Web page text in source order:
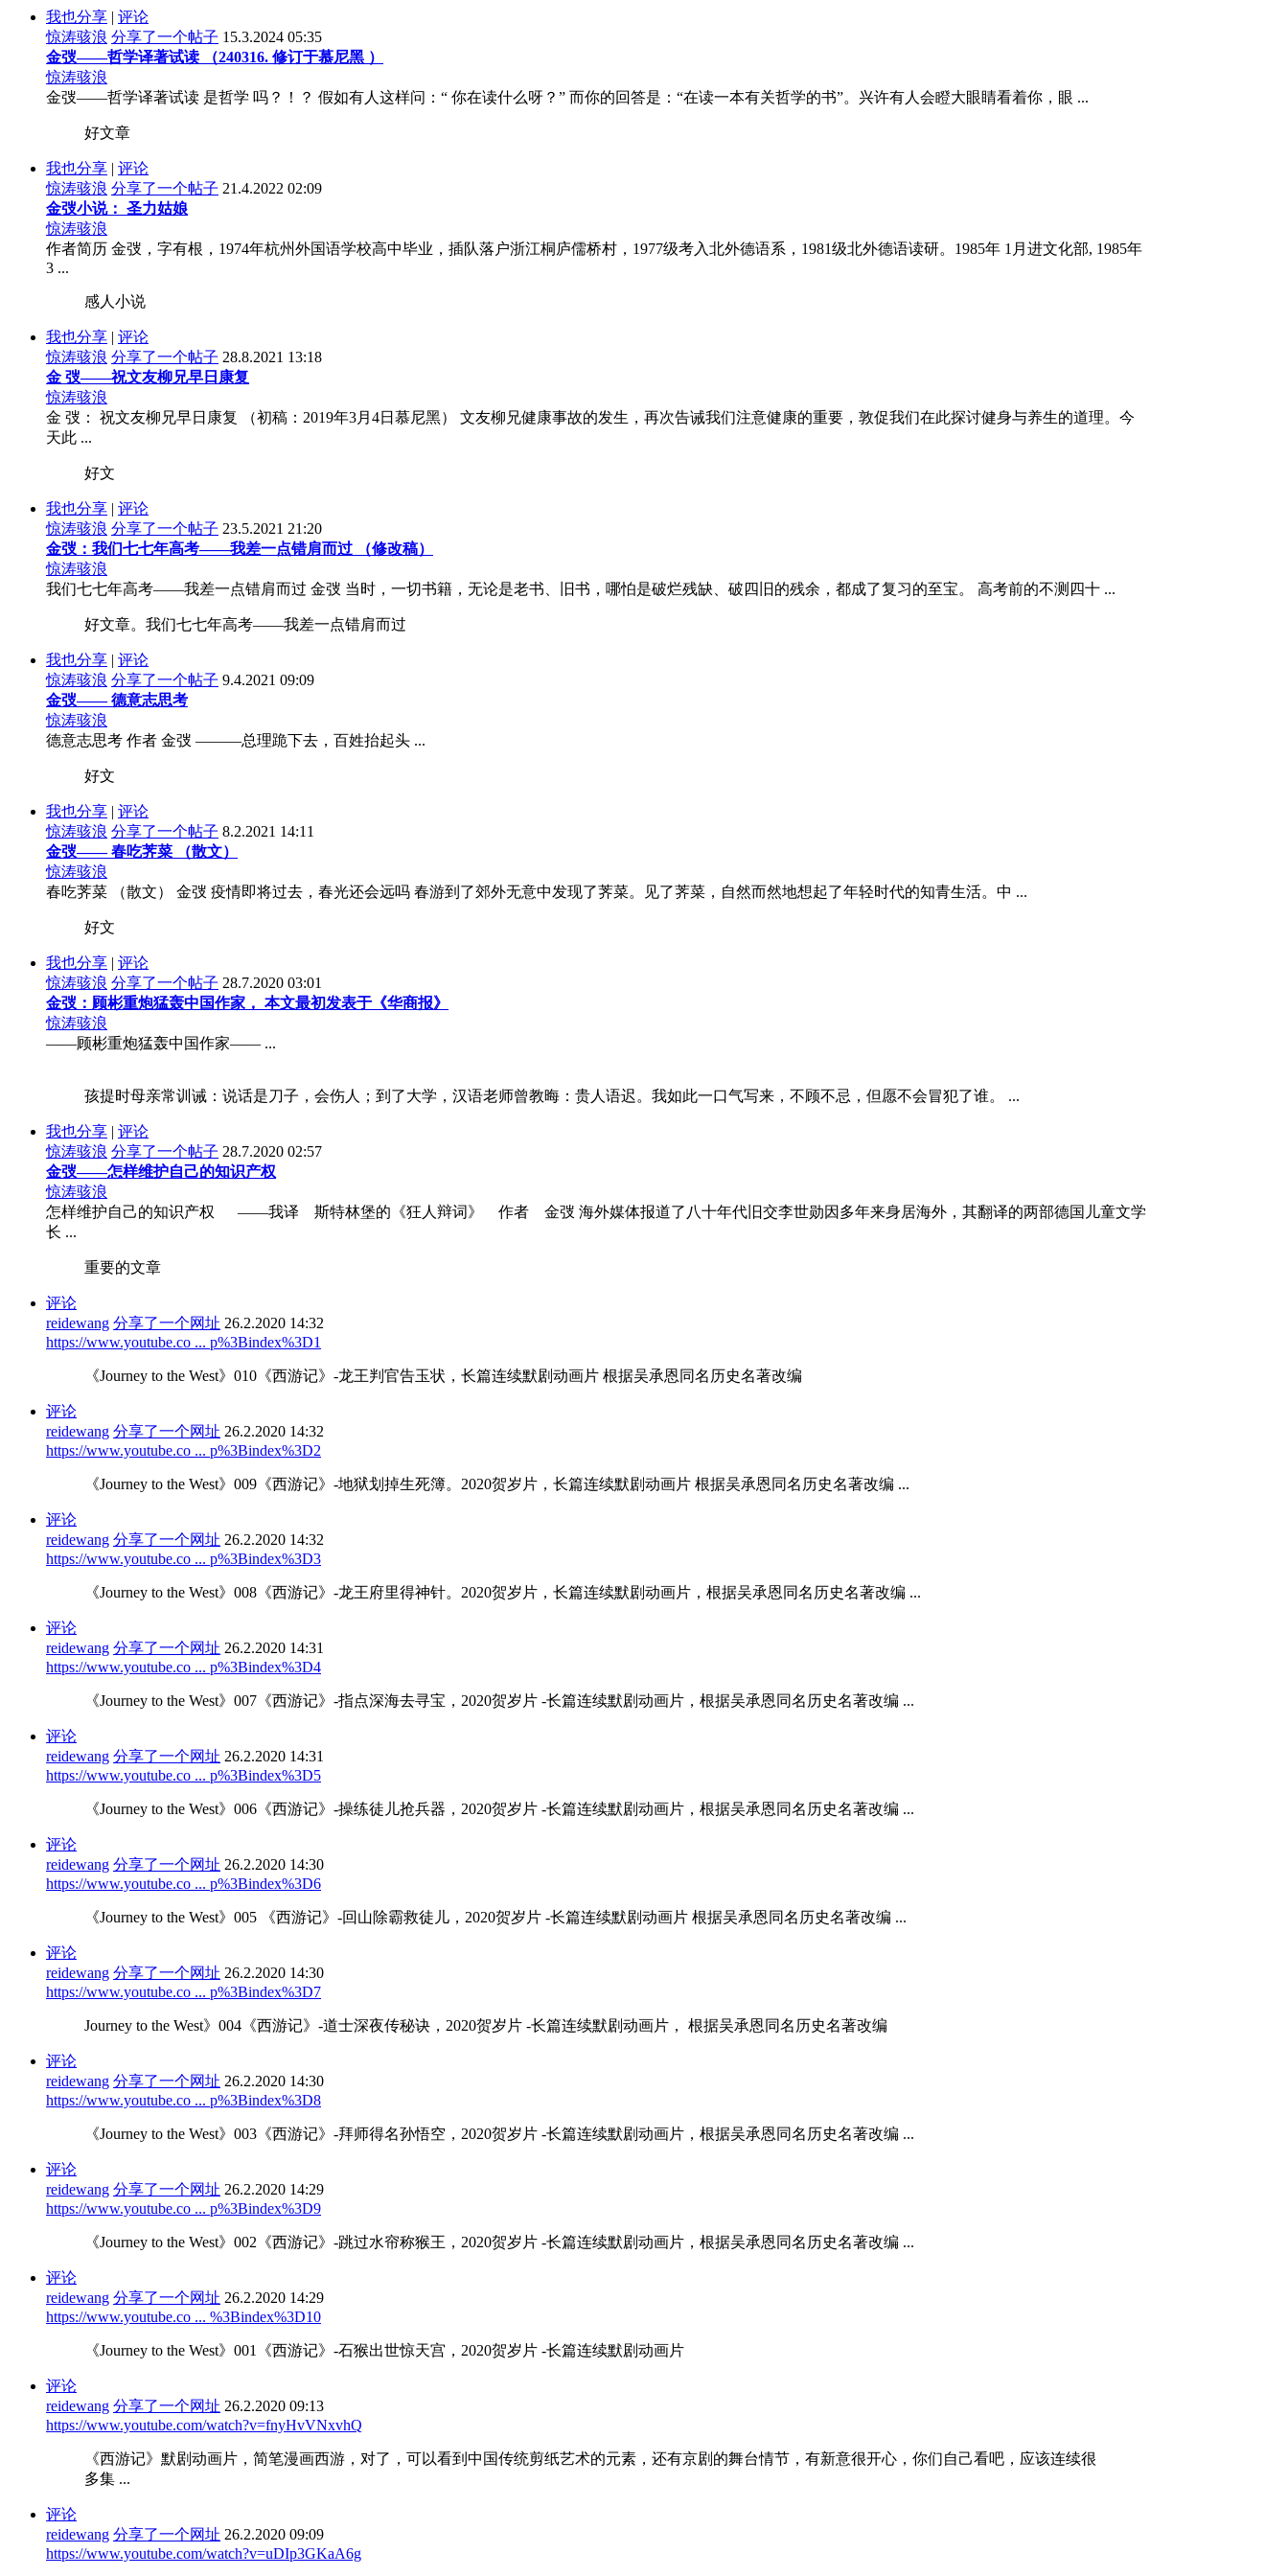
我也分享 | 评论
惊涛骇浪 分享了一个帖子 15.3.2024 05:35
金弢——哲学译著试读 （240316. 修订于慕尼黑 ）
惊涛骇浪
金弢——哲学译著试读 是哲学 吗？！？ 假如有人这样问：“ 你在读什么呀？” 而你的回答是：“在读一本有关哲学的书”。兴许有人会瞪大眼睛看着你，眼 ...
好文章
我也分享 | 评论
惊涛骇浪 分享了一个帖子 21.4.2022 02:09
金弢小说： 圣力姑娘
惊涛骇浪
作者简历 金弢，字有根，1974年杭州外国语学校高中毕业，插队落户浙江桐庐儒桥村，1977级考入北外德语系，1981级北外德语读研。1985年 1月进文化部, 1985年
3 ...
感人小说
我也分享 | 评论
惊涛骇浪 分享了一个帖子 28.8.2021 13:18
金 弢——祝文友柳兄早日康复
惊涛骇浪
金 弢： 祝文友柳兄早日康复 （初稿：2019年3月4日慕尼黑） 文友柳兄健康事故的发生，再次告诫我们注意健康的重要，敦促我们在此探讨健身与养生的道理。今
天此 ...
好文
我也分享 | 评论
惊涛骇浪 分享了一个帖子 23.5.2021 21:20
金弢：我们七七年高考——我差一点错肩而过 （修改稿）
惊涛骇浪
我们七七年高考——我差一点错肩而过 金弢 当时，一切书籍，无论是老书、旧书，哪怕是破烂残缺、破四旧的残余，都成了复习的至宝。 高考前的不测四十 ...
好文章。我们七七年高考——我差一点错肩而过
我也分享 | 评论
惊涛骇浪 分享了一个帖子 9.4.2021 09:09
金弢—— 德意志思考
惊涛骇浪
德意志思考 作者 金弢 ———总理跪下去，百姓抬起头 ...
好文
我也分享 | 评论
惊涛骇浪 分享了一个帖子 8.2.2021 14:11
金弢—— 春吃荠菜 （散文）
惊涛骇浪
春吃荠菜 （散文） 金弢 疫情即将过去，春光还会远吗 春游到了郊外无意中发现了荠菜。见了荠菜，自然而然地想起了年轻时代的知青生活。中 ...
好文
我也分享 | 评论
惊涛骇浪 分享了一个帖子 28.7.2020 03:01
金弢：顾彬重炮猛轰中国作家， 本文最初发表于《华商报》
惊涛骇浪
——顾彬重炮猛轰中国作家—— ...
孩提时母亲常训诫：说话是刀子，会伤人；到了大学，汉语老师曾教晦：贵人语迟。我如此一口气写来，不顾不忌，但愿不会冒犯了谁。 ...
我也分享 | 评论
惊涛骇浪 分享了一个帖子 28.7.2020 02:57
金弢——怎样维护自己的知识产权
惊涛骇浪
怎样维护自己的知识产权 ——我译 斯特林堡的《狂人辩词》 作者 金弢 海外媒体报道了八十年代旧交李世勋因多年来身居海外，其翻译的两部德国儿童文学
长 ...
重要的文章
评论
reidewang 分享了一个网址 26.2.2020 14:32
https://www.youtube.co ... p%3Bindex%3D1
《Journey to the West》010《西游记》-龙王判官告玉状，长篇连续默剧动画片 根据吴承恩同名历史名著改编
评论
reidewang 分享了一个网址 26.2.2020 14:32
https://www.youtube.co ... p%3Bindex%3D2
《Journey to the West》009《西游记》-地狱划掉生死簿。2020贺岁片，长篇连续默剧动画片 根据吴承恩同名历史名著改编 ...
评论
reidewang 分享了一个网址 26.2.2020 14:32
https://www.youtube.co ... p%3Bindex%3D3
《Journey to the West》008《西游记》-龙王府里得神针。2020贺岁片，长篇连续默剧动画片，根据吴承恩同名历史名著改编 ...
评论
reidewang 分享了一个网址 26.2.2020 14:31
https://www.youtube.co ... p%3Bindex%3D4
《Journey to the West》007《西游记》-指点深海去寻宝，2020贺岁片 -长篇连续默剧动画片，根据吴承恩同名历史名著改编 ...
评论
reidewang 分享了一个网址 26.2.2020 14:31
https://www.youtube.co ... p%3Bindex%3D5
《Journey to the West》006《西游记》-操练徒儿抢兵器，2020贺岁片 -长篇连续默剧动画片，根据吴承恩同名历史名著改编 ...
评论
reidewang 分享了一个网址 26.2.2020 14:30
https://www.youtube.co ... p%3Bindex%3D6
《Journey to the West》005 《西游记》-回山除霸救徒儿，2020贺岁片 -长篇连续默剧动画片 根据吴承恩同名历史名著改编 ...
评论
reidewang 分享了一个网址 26.2.2020 14:30
https://www.youtube.co ... p%3Bindex%3D7
Journey to the West》004《西游记》-道士深夜传秘诀，2020贺岁片 -长篇连续默剧动画片， 根据吴承恩同名历史名著改编
评论
reidewang 分享了一个网址 26.2.2020 14:30
https://www.youtube.co ... p%3Bindex%3D8
《Journey to the West》003《西游记》-拜师得名孙悟空，2020贺岁片 -长篇连续默剧动画片，根据吴承恩同名历史名著改编 ...
评论
reidewang 分享了一个网址 26.2.2020 14:29
https://www.youtube.co ... p%3Bindex%3D9
《Journey to the West》002《西游记》-跳过水帘称猴王，2020贺岁片 -长篇连续默剧动画片，根据吴承恩同名历史名著改编 ...
评论
reidewang 分享了一个网址 26.2.2020 14:29
https://www.youtube.co ... %3Bindex%3D10
《Journey to the West》001《西游记》-石猴出世惊天宫，2020贺岁片 -长篇连续默剧动画片
评论
reidewang 分享了一个网址 26.2.2020 09:13
https://www.youtube.com/watch?v=fnyHvVNxvhQ
《西游记》默剧动画片，简笔漫画西游，对了，可以看到中国传统剪纸艺术的元素，还有京剧的舞台情节，有新意很开心，你们自己看吧，应该连续很
多集 ...
评论
reidewang 分享了一个网址 26.2.2020 09:09
https://www.youtube.com/watch?v=uDIp3GKaA6g